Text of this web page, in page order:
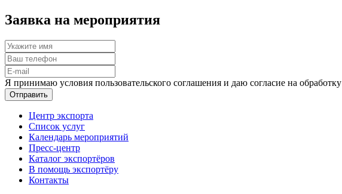
Заявка на мероприятия
Я принимаю условия пользовательского соглашения и даю согласие на обработку
Отправить
Центр экспорта
Список услуг
Календарь мероприятий
Пресс-центр
Каталог экспортёров
В помощь экспортёру
Контакты